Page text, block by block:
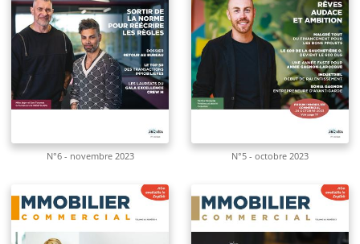
N°6 - novembre 2023 N°5 - octobre 2023